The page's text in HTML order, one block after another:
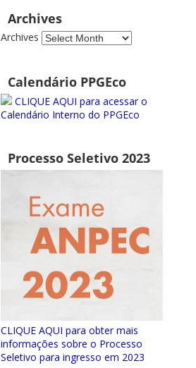
Archives
Archives
Calendário PPGEco
CLIQUE AQUI para acessar o
Calendário Interno do PPGEco
Processo Seletivo 2023
CLIQUE AQUI para obter mais
informações sobre o Processo
Seletivo para ingresso em 2023